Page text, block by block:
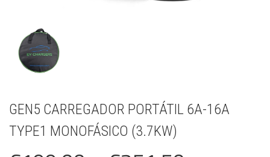
GEN5 CARREGADOR PORTÁTIL 6A-16A
TYPE1 MONOFÁSICO (3.7KW)